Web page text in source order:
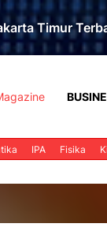
Timur
IPA Fisika